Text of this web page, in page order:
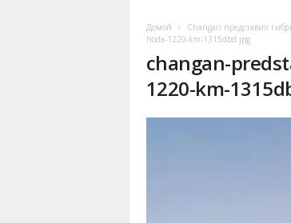
Домой Changan представил
hoda-1220-km-1315dbd.jpg
changan-
1220-km-